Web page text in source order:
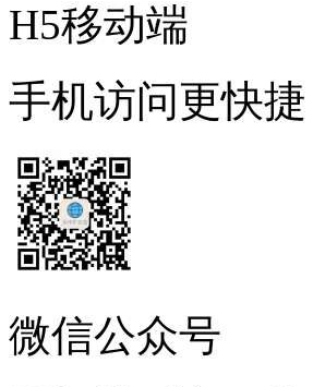
H5移动端
手机访问更快捷
微信公众号